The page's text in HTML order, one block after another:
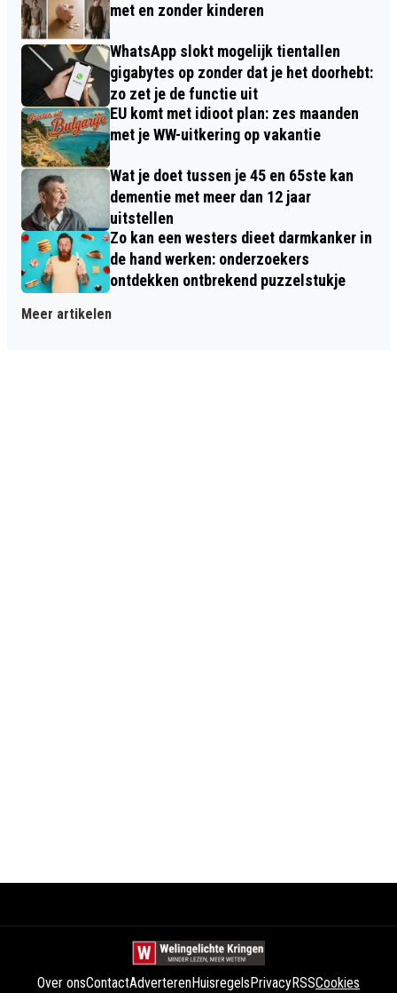
met en zonder kinderen
WhatsApp slokt mogelijk tientallen
gigabytes op zonder dat je het doorhebt:
zo zet je de functie uit
EU komt met idioot plan: zes maanden
met je WW-uitkering op vakantie
Wat je doet tussen je 45 en 65ste kan
dementie met meer dan 12 jaar
uitstellen
Zo kan een westers dieet darmkanker in
de hand werken: onderzoekers
ontdekken ontbrekend puzzelstukje
Meer artikelen
Over onsContactAdverterenHuisregels PrivacyRSSCookies